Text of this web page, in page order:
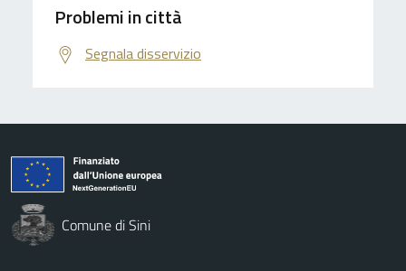
Problemi in città
Segnala disservizio
Comune di Sini